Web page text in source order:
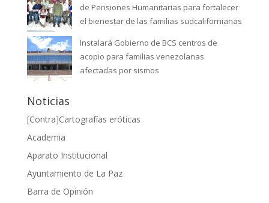
de Pensiones Humanitarias para fortalecer
el bienestar de las familias sudcalifornianas
Instalará Gobierno de BCS centros de
acopio para familias venezolanas
afectadas por sismos
Noticias
[Contra]Cartografías eróticas
Academia
Aparato Institucional
Ayuntamiento de La Paz
Barra de Opinión